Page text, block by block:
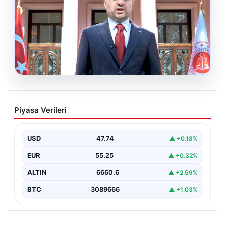
06.08.2026
Bakan Gürlek’ten Çerçeve Yasa
Açıklaması: “Tüm İşlemler Hukuk
Yürütülecek”
Adalet Bakanı Akın Gürlek, terörle mücadelede yeni bir
dönemi başlatacak çerçeve yasanın Meclis'te kabul…
Piyasa Verileri
USD 47.74 ▲ +0.18%
EUR 55.25 ▲ +0.32%
ALTIN 6660.6 ▲ +2.59%
BTC 3089666 ▲ +1.03%